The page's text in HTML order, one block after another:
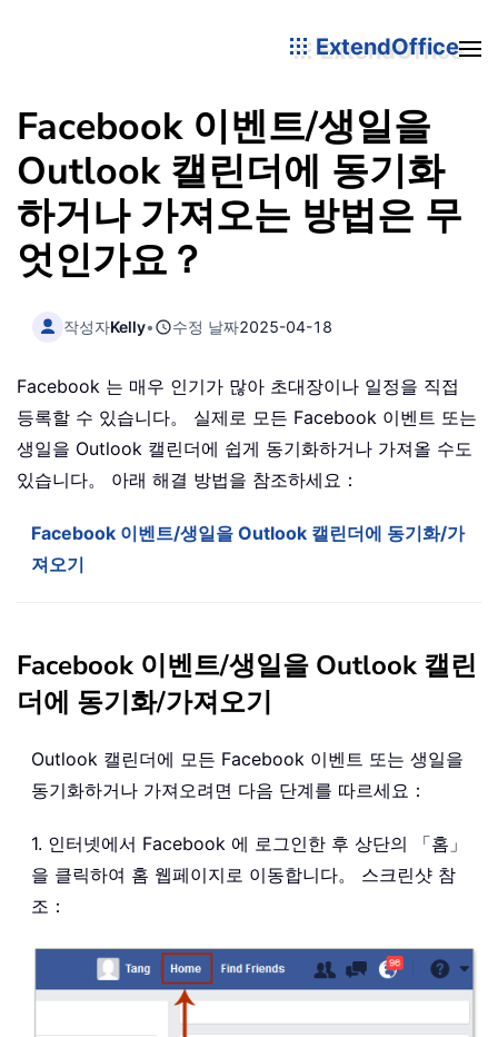
ExtendOffice
Facebook 이벤트/생일을
Outlook 캘린더에 동기화
하거나 가져오는 방법은 무
엇인가요？
작성자Kelly• 수정 날짜2025-04-18
Facebook 는 매우 인기가 많아 초대장이나 일정을 직접
등록할 수 있습니다。 실제로 모든 Facebook 이벤트 또는
생일을 Outlook 캘린더에 쉽게 동기화하거나 가져올 수도
있습니다。 아래 해결 방법을 참조하세요：
Facebook 이벤트/생일을 Outlook 캘린더에 동기화/가
져오기
Facebook 이벤트/생일을 Outlook 캘린
더에 동기화/가져오기
Outlook 캘린더에 모든 Facebook 이벤트 또는 생일을
동기화하거나 가져오려면 다음 단계를 따르세요：
1. 인터넷에서 Facebook 에 로그인한 후 상단의 「홈」
을 클릭하여 홈 웹페이지로 이동합니다。 스크린샷 참
조：